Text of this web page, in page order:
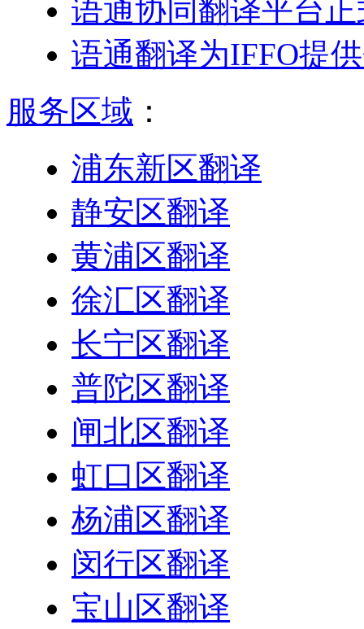
语通协同翻译平台
语通翻译为IFFO提
服务区域 ：
浦东新区翻译
静安区翻译
黄浦区翻译
徐汇区翻译
长宁区翻译
普陀区翻译
闸北区翻译
虹口区翻译
杨浦区翻译
闵行区翻译
宝山区翻译